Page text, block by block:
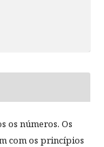
os números. Os
com os princípios